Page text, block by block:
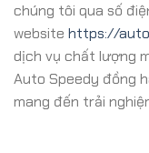
chúng tôi qua số
website https://
dịch vụ chất lượng
Auto Speedy đồng
mang đến trải